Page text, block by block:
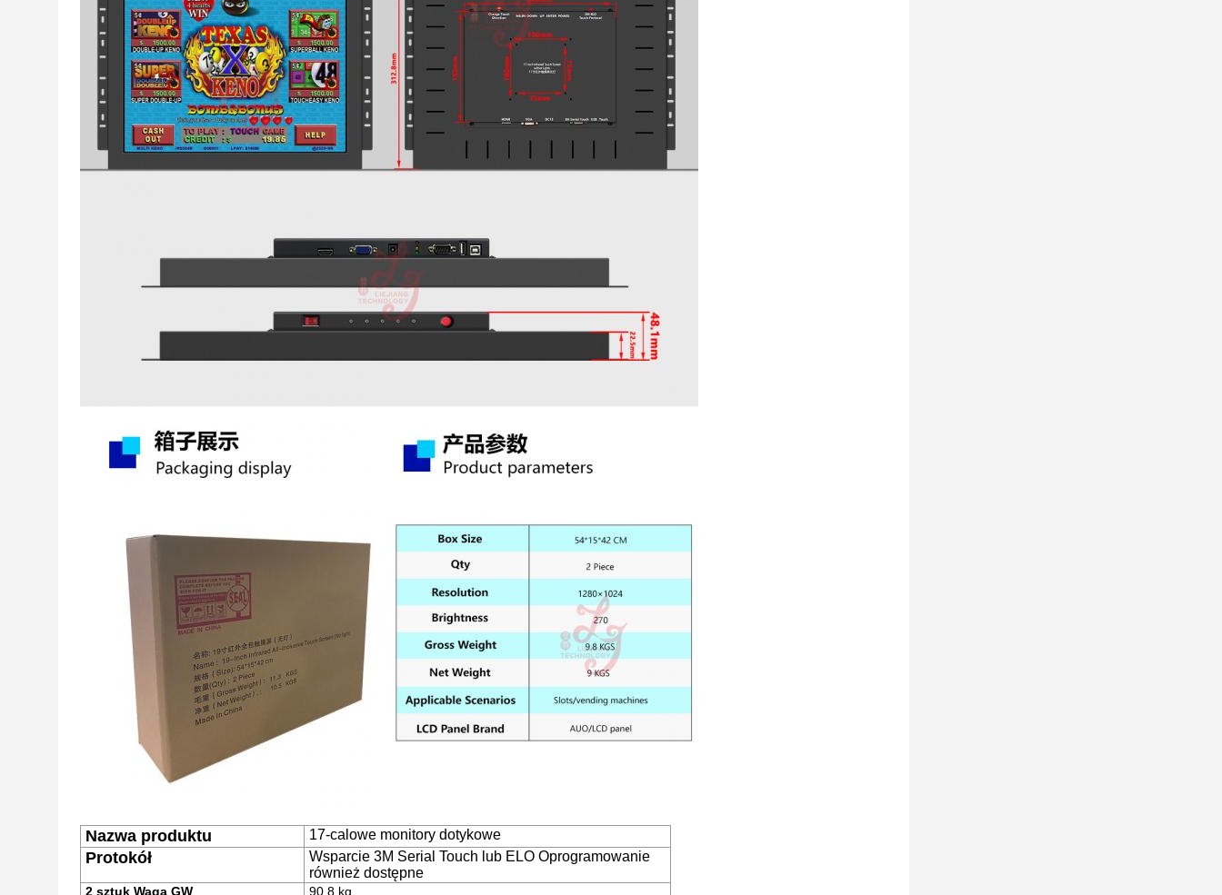
Nazwa produktu 17-calowe monitory dotykowe
Protokół
Wsparcie 3M Serial Touch lub ELO Oprogramowanie
również dostępne
2 sztuk Waga GW 90,8 kg